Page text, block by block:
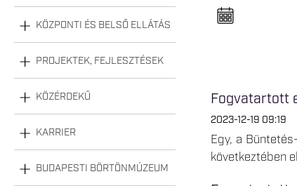
KÖZPONTI ÉS BELSŐ ELLÁTÁS
PROJEKTEK, FEJLESZTÉSEK
KÖZÉRDEKŰ
KARRIER
BUDAPESTI BÖRTÖNMÚZEUM
e
l
a
Fogvatartott
2023-12-19 09:19
Egy, a
következtében